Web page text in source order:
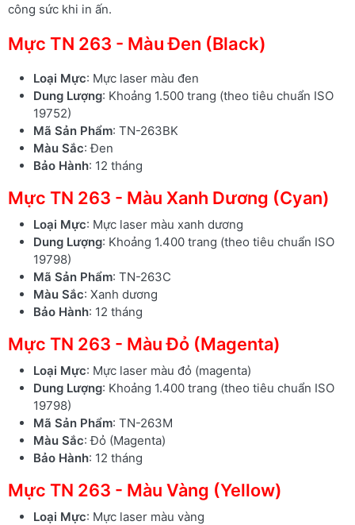
công sức khi in ấn.
Mực TN 263 - Màu Đen (Black)
Loại Mực: Mực laser màu đen
Dung Lượng: Khoảng 1.500 trang (theo tiêu chuẩn ISO
19752)
Mã Sản Phẩm: TN-263BK
Màu Sắc: Đen
Bảo Hành: 12 tháng
Mực TN 263 - Màu Xanh Dương (Cyan)
Loại Mực: Mực laser màu xanh dương
Dung Lượng: Khoảng 1.400 trang (theo tiêu chuẩn ISO
19798)
Mã Sản Phẩm: TN-263C
Màu Sắc: Xanh dương
Bảo Hành: 12 tháng
Mực TN 263 - Màu Đỏ (Magenta)
Loại Mực: Mực laser màu đỏ (magenta)
Dung Lượng: Khoảng 1.400 trang (theo tiêu chuẩn ISO
19798)
Mã Sản Phẩm: TN-263M
Màu Sắc: Đỏ (Magenta)
Bảo Hành: 12 tháng
Mực TN 263 - Màu Vàng (Yellow)
Loại Mực: Mực laser màu vàng